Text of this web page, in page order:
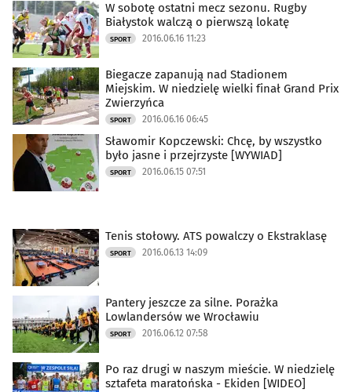
W sobotę ostatni mecz sezonu. Rugby
Białystok walczą o pierwszą lokatę
SPORT 2016.06.16 11:23
Biegacze zapanują nad Stadionem
Miejskim. W niedzielę wielki finał Grand Prix
Zwierzyńca
SPORT 2016.06.16 06:45
Sławomir Kopczewski: Chcę, by wszystko
było jasne i przejrzyste [WYWIAD]
SPORT 2016.06.15 07:51
Tenis stołowy. ATS powalczy o Ekstraklasę
SPORT 2016.06.13 14:09
Pantery jeszcze za silne. Porażka
Lowlandersów we Wrocławiu
SPORT 2016.06.12 07:58
Po raz drugi w naszym mieście. W niedzielę
sztafeta maratońska - Ekiden [WIDEO]